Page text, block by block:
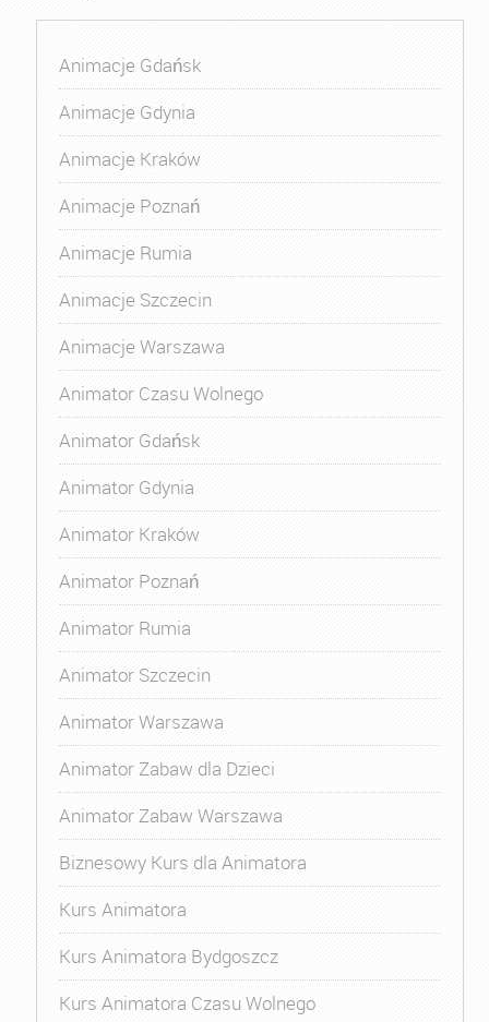
Animacje Gdańsk
Animacje Gdynia
Animacje Kraków
Animacje Poznań
Animacje Rumia
Animacje Szczecin
Animacje Warszawa
Animator Czasu Wolnego
Animator Gdańsk
Animator Gdynia
Animator Kraków
Animator Poznań
Animator Rumia
Animator Szczecin
Animator Warszawa
Animator Zabaw dla Dzieci
Animator Zabaw Warszawa
Biznesowy Kurs dla Animatora
Kurs Animatora
Kurs Animatora Bydgoszcz
Kurs Animatora Czasu Wolnego